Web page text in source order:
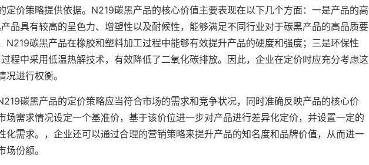
定价策略提供依据。N219碳黑产品的核心价值主要表现在以下几个方面：一是产品的高
品具有较高的呈色力、增塑性以及耐候性，能够满足不同行业对于碳黑产品的高品质要
N219碳黑产品在橡胶和塑料加工过程中能够有效提升产品的硬度和强度；三是环保性
程中采用低温热解技术，有效降低了二氧化碳排放。因此，企业在定价时应充分考虑这
进行权衡。
碳黑产品的定价策略应当符合市场的需求和竞争状况，同时准确反映产品的核心价
场需求情况设定一个基准价，基于该价位进一步对产品进行差异化定价，并设置一定的
化需求。，企业还可以通过合理的营销策略来提升产品的知名度和品牌价值，从而进一
份额。